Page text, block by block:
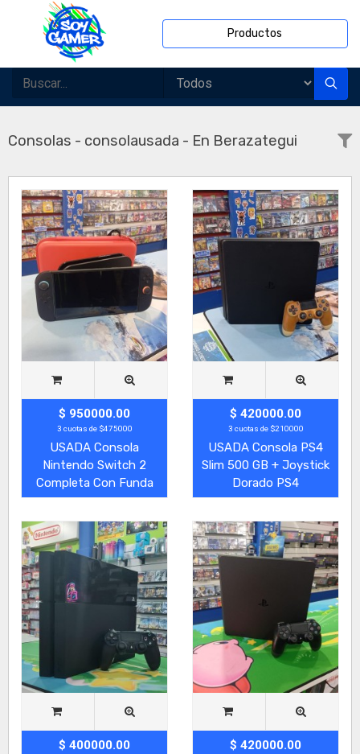
Productos
Consolas - consolausada - En Berazategui
$ 950000.00
3 cuotas de $475000
USADA Consola
Nintendo Switch 2
Completa Con Funda
$ 420000.00
3 cuotas de $210000
USADA Consola PS4
Slim 500 GB + Joystick
Dorado PS4
$ 400000.00 $ 420000.00